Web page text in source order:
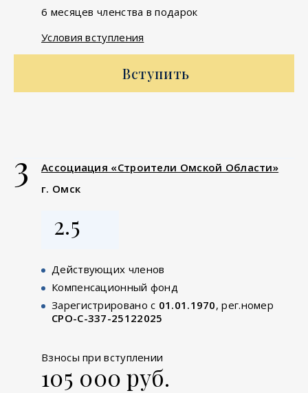
6 месяцев членства в подарок
Условия вступления
Вступить
3
Ассоциация «Строители Омской Области»
г. Омск
2.5
Действующих членов
Компенсационный фонд
Зарегистрировано с 01.01.1970, рег.номер
СРО-С-337-25122025
Взносы при вступлении
105 000 руб.